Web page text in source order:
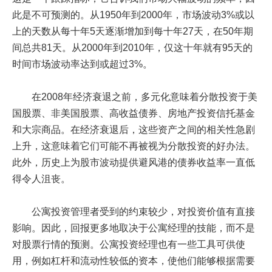
此是不可预测的。从1950年到2000年，市场波动3%或以
上的天数从每十年5天逐渐增加到每十年27天，在50年期
间总共81天。从2000年到2010年，仅这十年就有95天的
时间市场波动率达到或超过3%。
在2008年经济衰退之前，多元化意味着分散投资于美
国股票、非美国股票、高收益债券、房地产投资信托基金
和大宗商品。在经济衰退后，这些资产之间的相关性急剧
上升，这意味着它们可能不再被视为分散投资的好办法。
此外，历史上为股市波动提供避风港的债券收益率一直低
得令人沮丧。
公寓投资管理者受到的约束较少，对投资价值有直接
影响。因此，回报更多地取决于公寓经理的技能，而不是
对股票行情的预测。公寓投资经理也有一些工具可供使
用，例如杠杆和流动性较低的资本，使他们能够根据需要